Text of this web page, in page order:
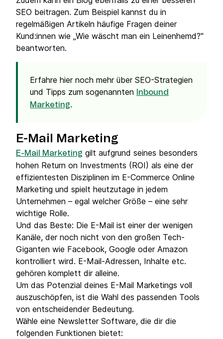
SEO beitragen. Zum Beispiel kannst du in
regelmäßigen Artikeln häufige Fragen deiner
Kund:innen wie „Wie wäscht man ein Leinenhemd?"
beantworten.
Erfahre hier noch mehr über SEO-Strategien
und Tipps zum sogenannten
Inbound
Marketing.
E-Mail Marketing
E-Mail Marketing gilt aufgrund seines besonders
hohen Return on Investments (ROI) als eine der
effizientesten Disziplinen im E-Commerce Online
Marketing und spielt heutzutage in jedem
Unternehmen – egal welcher Größe – eine sehr
wichtige Rolle.
Und das Beste: Die E-Mail ist einer der wenigen
Kanäle, der noch nicht von den großen Tech-
Giganten wie Facebook, Google oder Amazon
kontrolliert wird. E-Mail-Adressen, Inhalte etc.
gehören komplett dir alleine.
Um das Potenzial deines E-Mail Marketings voll
auszuschöpfen, ist die Wahl des passenden Tools
von entscheidender Bedeutung.
Wähle eine Newsletter Software, die dir die
folgenden Funktionen bietet: